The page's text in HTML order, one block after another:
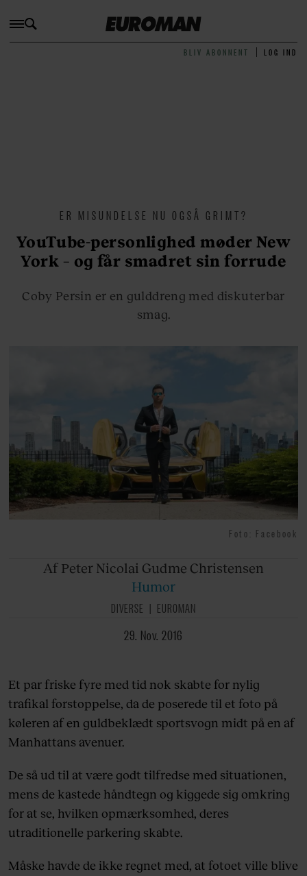
BLIV ABONNENT LOG IND
ER MISUNDELSE NU OGSÅ GRIMT?
YouTube-personlighed møder New
York – og får smadret sin forrude
Coby Persin er en gulddreng med diskuterbar
smag.
Foto: Facebook
Af Peter Nicolai Gudme Christensen
Humor
DIVERSE
EUROMAN
29. Nov. 2016
Et par friske fyre med tid nok skabte for nylig
trafikal forstoppelse, da de poserede til et foto på
køleren af en guldbeklædt sportsvogn midt på en af
Manhattans avenuer.
De så ud til at være godt tilfredse med situationen,
mens de kastede håndtegn og kiggede sig omkring
for at se, hvilken opmærksomhed, deres
utraditionelle parkering skabte.
Måske havde de ikke regnet med, at fotoet ville blive